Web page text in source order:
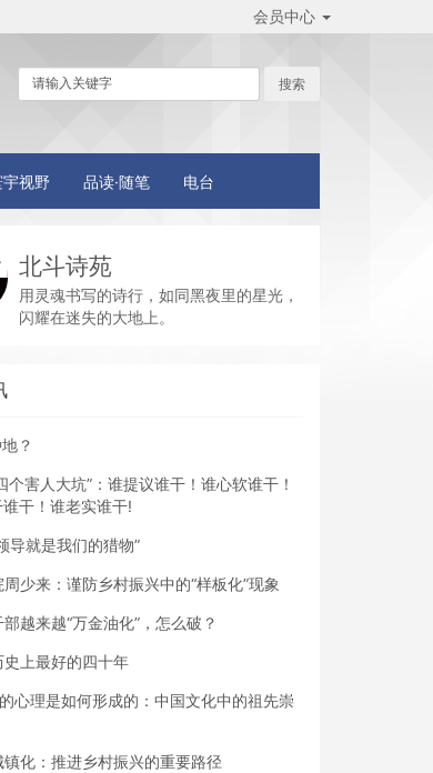
会员中心
宇视野 品读·随笔 电台
北斗诗苑
用灵魂书写的诗行，如同黑夜里的星光，
闪耀在迷失的大地上。
？
个害人大坑”：谁提议谁干！谁心软谁干！
干！谁老实谁干!
导就是我们的猎物”
少来：谨防乡村振兴中的“样板化”现象
越来越“万金油化”，怎么破？
史上最好的四十年
的心理是如何形成的：中国文化中的祖先崇
镇化：推进乡村振兴的重要路径